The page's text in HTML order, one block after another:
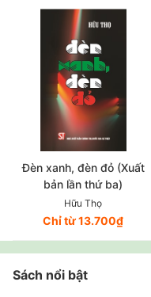
Đèn xanh, đèn đỏ (Xuất
bản lần thứ ba)
Hữu Thọ
Chỉ từ 13.700₫
Sách nổi bật